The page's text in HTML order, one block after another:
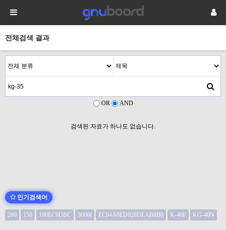
전체검색 결과
OR AND
검색된 자료가 하나도 없습니다.
인기검색어
280 150 180EC9DBC 3000f EC84A0ED928DEAB8B0 K-40F KG-40N